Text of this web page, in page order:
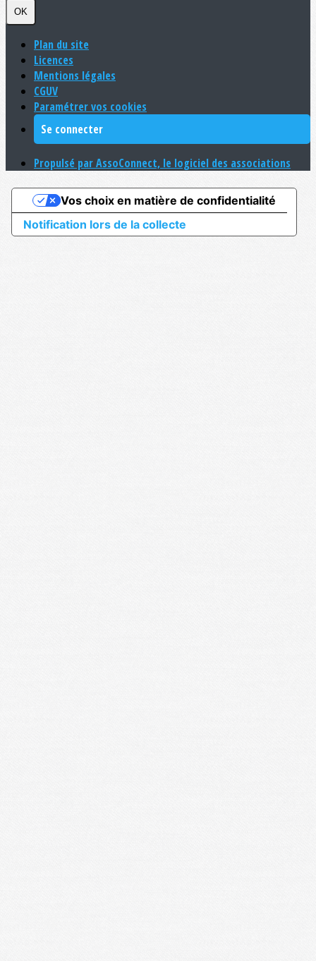
OK
Plan du site
Licences
Mentions légales
CGUV
Paramétrer vos cookies
Se connecter
Propulsé par AssoConnect, le logiciel des associations
Notification lors de la collecte
Vos choix en matière de confidentialité